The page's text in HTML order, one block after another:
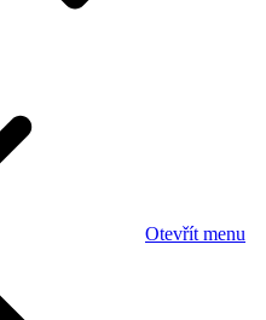
Otevřít menu